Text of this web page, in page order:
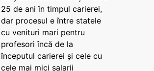
25 de ani în timpul carierei,
dar procesul e între statele
cu venituri mari pentru
profesori încă de la
începutul carierei și cele cu
cele mai mici salarii